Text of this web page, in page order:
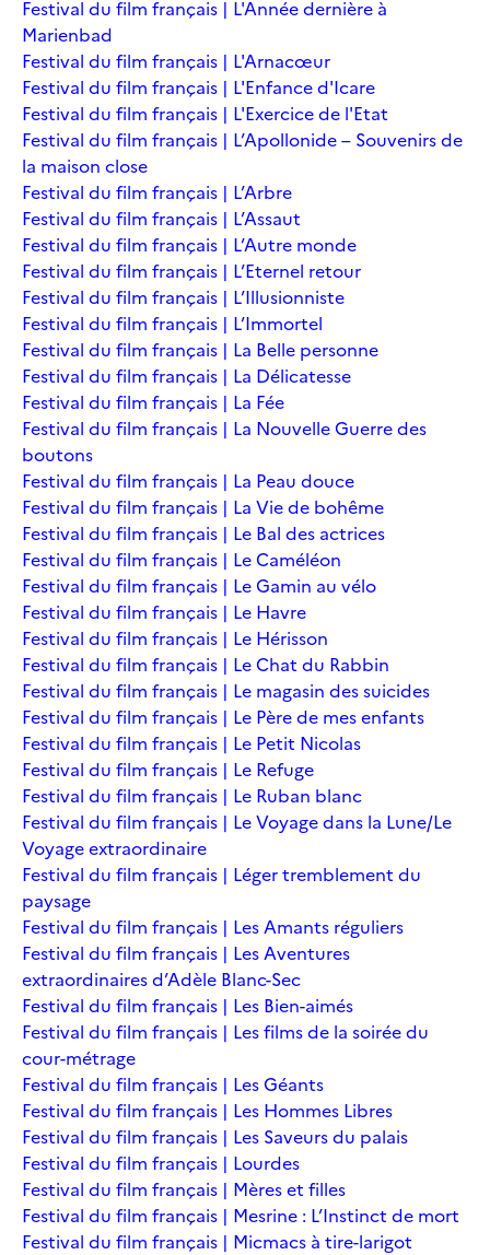
Festival du film français | L'Année dernière à
Marienbad
Festival du film français | L'Arnacœur
Festival du film français | L'Enfance d'Icare
Festival du film français | L'Exercice de l'Etat
Festival du film français | L’Apollonide – Souvenirs de
la maison close
Festival du film français | L’Arbre
Festival du film français | L’Assaut
Festival du film français | L’Autre monde
Festival du film français | L’Eternel retour
Festival du film français | L’Illusionniste
Festival du film français | L’Immortel
Festival du film français | La Belle personne
Festival du film français | La Délicatesse
Festival du film français | La Fée
Festival du film français | La Nouvelle Guerre des
boutons
Festival du film français | La Peau douce
Festival du film français | La Vie de bohême
Festival du film français | Le Bal des actrices
Festival du film français | Le Caméléon
Festival du film français | Le Gamin au vélo
Festival du film français | Le Havre
Festival du film français | Le Hérisson
Festival du film français | Le Chat du Rabbin
Festival du film français | Le magasin des suicides
Festival du film français | Le Père de mes enfants
Festival du film français | Le Petit Nicolas
Festival du film français | Le Refuge
Festival du film français | Le Ruban blanc
Festival du film français | Le Voyage dans la Lune/Le
Voyage extraordinaire
Festival du film français | Léger tremblement du
paysage
Festival du film français | Les Amants réguliers
Festival du film français | Les Aventures
extraordinaires d’Adèle Blanc-Sec
Festival du film français | Les Bien-aimés
Festival du film français | Les films de la soirée du
cour-métrage
Festival du film français | Les Géants
Festival du film français | Les Hommes Libres
Festival du film français | Les Saveurs du palais
Festival du film français | Lourdes
Festival du film français | Mères et filles
Festival du film français | Mesrine : L’Instinct de mort
Festival du film français | Micmacs à tire-larigot